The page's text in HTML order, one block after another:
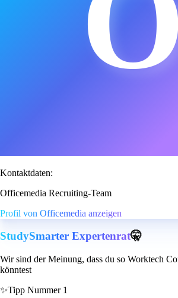
Kontaktdaten:
Officemedia Recruiting-Team
Profil von Officemedia anzeigen
StudySmarter Expertenrat🤫
Wir sind der Meinung, dass du so Worktech
könntest
✨Tipp Nummer 1